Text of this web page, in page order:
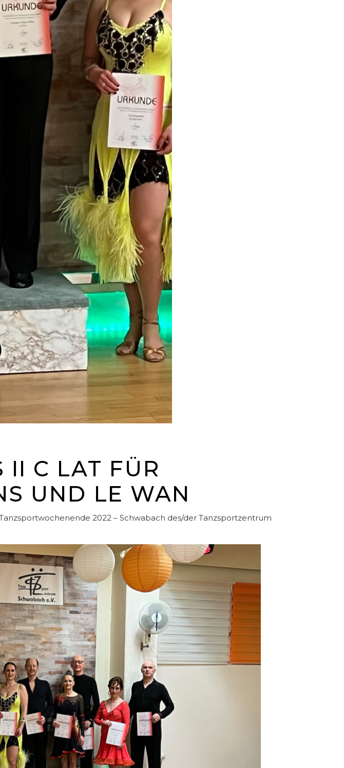
II C LAT FÜR
UND LE WAN
2022 – Schwabach des/der Tanzsportzentrum